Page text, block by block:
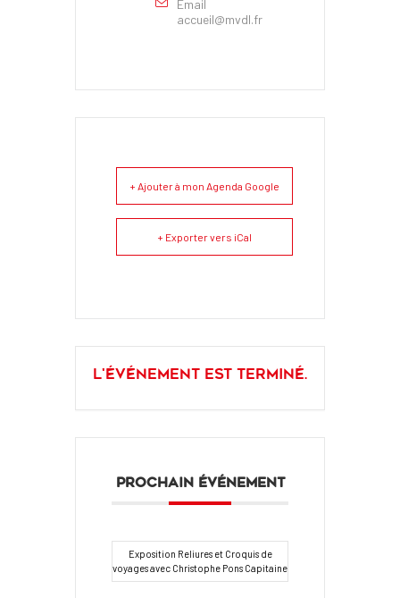
Email
accueil@mvdl.fr
+ Ajouter à mon Agenda Google
+ Exporter vers iCal
L'événement est terminé.
PROCHAIN ÉVÉNEMENT
Exposition Reliures et Croquis de
voyages avec Christophe Pons Capitaine